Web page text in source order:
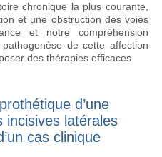
chronique la plus courante,
et une obstruction des voies
et notre compréhension
de cette affection
des thérapies efficaces.
d’une
incisives latérales
cas clinique